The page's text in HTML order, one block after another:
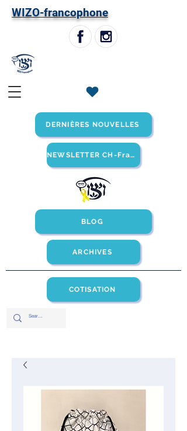
WIZO-francophone
ARCHIVES
DERNIÈRES NOUVELLES
COTISATION
NEWSLETTER CH-Francophone
BLOG